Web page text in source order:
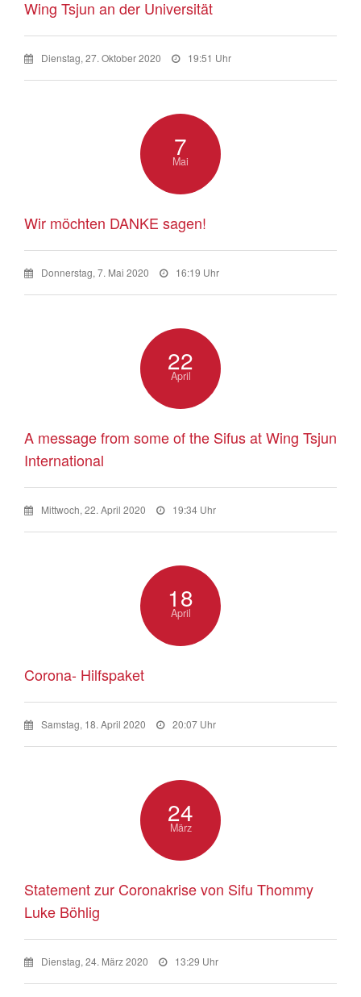
Wing Tsjun an der Universität
Dienstag, 27. Oktober 2020 19:51 Uhr
7
Mai
Wir möchten DANKE sagen!
Donnerstag, 7. Mai 2020 16:19 Uhr
22
April
A message from some of the Sifus at Wing Tsjun
International
Mittwoch, 22. April 2020 19:34 Uhr
18
April
Corona- Hilfspaket
Samstag, 18. April 2020 20:07 Uhr
24
März
Statement zur Coronakrise von Sifu Thommy
Luke Böhlig
Dienstag, 24. März 2020 13:29 Uhr